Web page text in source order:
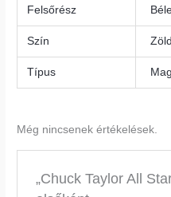
Felsőrész
Szín Zöld
Típus
Még nincsenek értékelések.
„Chuck Taylor All